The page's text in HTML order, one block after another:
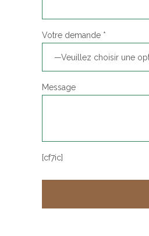
Votre demande *
—Veuillez choisir une
Message
[cf7ic]